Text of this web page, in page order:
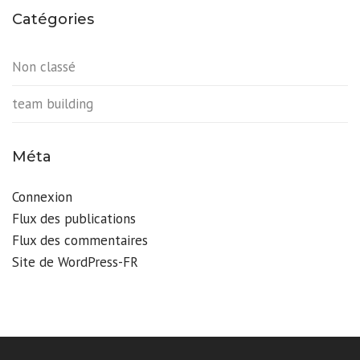
Catégories
Non classé
team building
Méta
Connexion
Flux des publications
Flux des commentaires
Site de WordPress-FR